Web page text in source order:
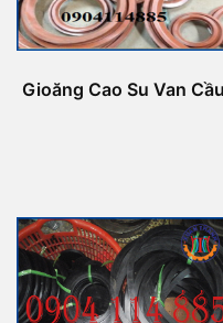
Gioăng Cao Su Van Cầu